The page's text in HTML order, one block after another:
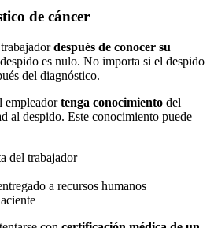
de cáncer
después de conocer su
es nulo. No importa si el despido
del diagnóstico.
empleadortenga conocimiento del
al despido. Este conocimiento puede
del trabajador
a recursos humanos